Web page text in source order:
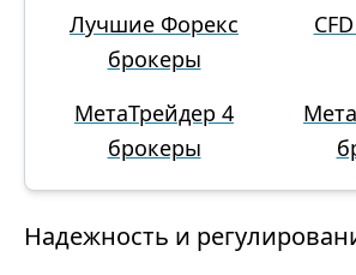
Лучшие Форекс
брокеры
МетаТрейдер 4
брокеры
Надежность и